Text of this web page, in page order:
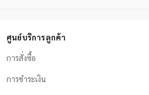
ศูนย์บริการลูกค้า
การสั่งซื้อ
การชำระเงิน